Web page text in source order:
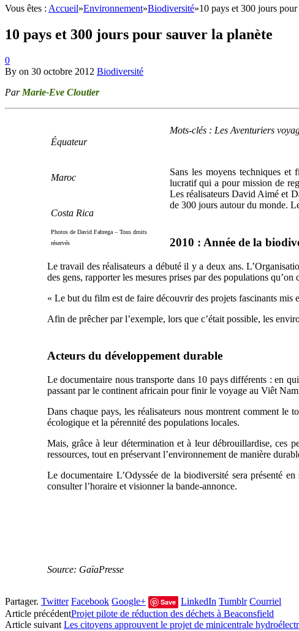
Vous êtes : Accueil»Environnement»Biodiversité»10 pays et 300 jours
10 pays et 300 jours pour sauver la planète
0
By on 30 octobre 2012 Biodiversité
Par Marie-Eve Cloutier
Équateur
Maroc
Costa Rica
Photos de David Fabrega – Tous droits
réservés
Mots-clés : Les Aventuriers
Sans les moyens techniques
lucratif qui a pour mission de
Les réalisateurs David Aimé et
de 300 jours autour du monde.
2010 : Année de la
Le travail des réalisateurs a débuté il y a deux ans.
des gens, rapporter les mesures prises par des populations
« Le but du film est de faire découvrir des projets fascinants
Afin de prêcher par l’exemple, lors que c’était possible, les
Acteurs du développement durable
Le documentaire nous transporte dans 10 pays différents : en
passant par le continent africain pour finir le voyage au Viêt
Dans chaque pays, les réalisateurs nous montrent comment le
écologique et la pérennité des populations locales.
Mais, grâce à leur détermination et à leur débrouillardise, ces
ressources, tout en préservant l’environnement de manière
Le documentaire L’Odyssée de la biodiversité sera présenté
consulter l’horaire et visionner la bande-annonce.
Source: GaïaPresse
Partager. Twitter Facebook Google+ Save LinkedIn Tumblr Courriel
Article précédentProjet pilote de réduction des déchets à Beaconsfield
Article suivant Les citoyens approuvent le projet de minicentrale